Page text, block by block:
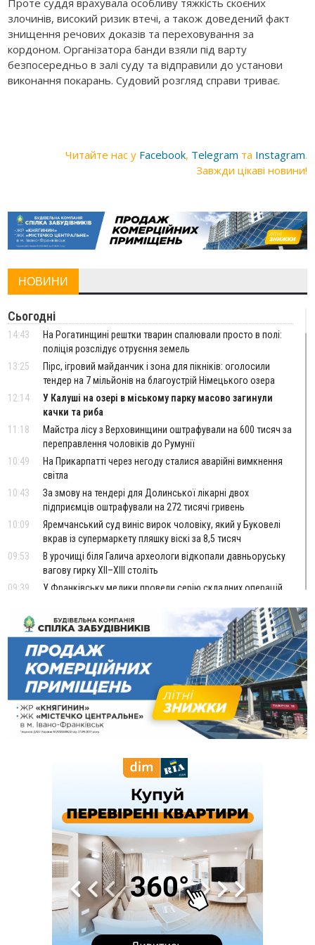
Проте суддя врахувала особливу тяжкість скоєних
злочинів, високий ризик втечі, а також доведений факт
знищення речових доказів та переховування за
кордоном. Організатора банди взяли під варту
безпосередньо в залі суду та відправили до установи
виконання покарань. Судовий розгляд справи триває.
Читайте нас у Facebook, Telegram та Instagram.
Завжди цікаві новини!
НОВИНИ
Сьогодні
14:43
На Рогатинщині рештки тварин спалювали просто в полі:
поліція розслідує отруєння земель
13:25
Пірс, ігровий майданчик і зона для пікніків: оголосили
тендер на 7 мільйонів на благоустрій Німецького озера
12:14
У Калуші на озері в міському парку масово загинули
качки та риба
11:18
Майстра лісу з Верховинщини оштрафували на 600 тисяч за
переправлення чоловіків до Румунії
10:49
На Прикарпатті через негоду сталися аварійні вимкнення
світла
10:43
За змову на тендері для Долинської лікарні двох
підприємців оштрафували на 272 тисячі гривень
10:09
Яремчанський суд виніс вирок чоловіку, який у Буковелі
вкрав із супермаркету пляшку віскі за 8,5 тисяч
09:53
В урочищі біля Галича археологи відкопали давньоруську
вагову гирку XII–XIII століть
09:39
У Франківську медики провели серію складних операцій
Вчора
22:22 ФОТО У Богородчанах на "зебрі" водій Audi наїхав на
хлопчика з велосипедом
21:01
Загальна площа всіх книгарень України - трохи більше ніж 6
футбольних полів
20:47
На "зебрі" у Франківську два мотоциклісти збили жінку
18:55
Прикарпаття серед лідерів за будівництвом новобудов і
рекордсмен за зростанням цін на житло
Де безпечно купатися на Прикарпатті?
У Франківську дружина загиблого воїна створила
організацію «КОД 7'Я», аби підтримувати військових та їхні
У Коломиї на одній з вулиць встановлять комплекс
автоматичної фіксації швидкості
Війна забрала життя трьох воїнів з Прикарпаття
На Закарпатті викрили масштабну схему незаконного
виключення військовозобов’язаних з обліку
«Багато питань буде знято». На громадських слуханнях в
Яремче обговорили, як вирішити питання джипінгу в
Карпатах